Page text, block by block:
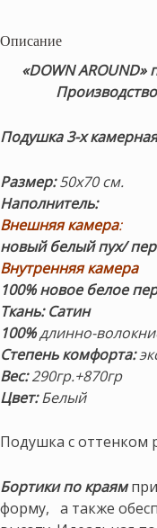
Описание
«DOWN AROUND»
Подушка3-х камерная
Размер:50х70 см.
Наполнитель:
Внешняя камера:
новый белый пух/
Внутренняя камера
100% новое белое
Ткань: Сатин
100%длинно-
Степень комфорта:
Вес:290гр.+870гр
Цвет:Белый
Подушка с оттенком
Бортики по краям
форму, а также